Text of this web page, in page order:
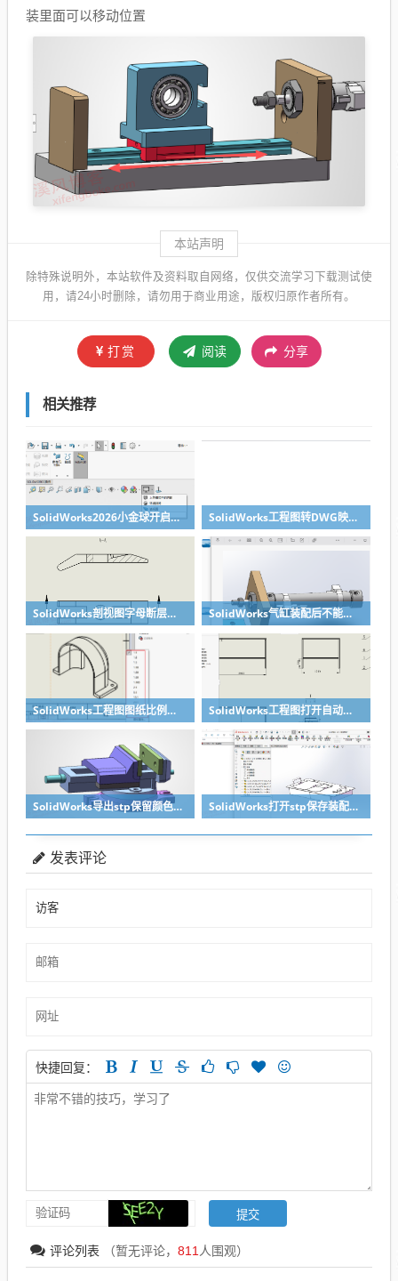
装里面可以移动位置
本站声明
除特殊说明外，本站软件及资料取自网络，仅供交流学习下载测试使
用，请24小时删除，请勿用于商业用途，版权归原作者所有。
打赏 阅读 分享
相关推荐
SolidWorks2026小金球开启方法realview功能开启 SolidWorks工程图转DWG映射文件制作方法
SolidWorks剖视图字母断层无需手动修改，设置一下就好 SolidWorks气缸装配后不能移动？溪风给你解决方法
SolidWorks工程图图纸比例修改快速方法 SolidWorks工程图打开自动全屏方法
SolidWorks导出stp保留颜色的关键两点要做到 SolidWorks打开stp保存装配体子零件没有保存怎么办？
发表评论
快捷回复：
评论列表 （暂无评论， 811 人围观）